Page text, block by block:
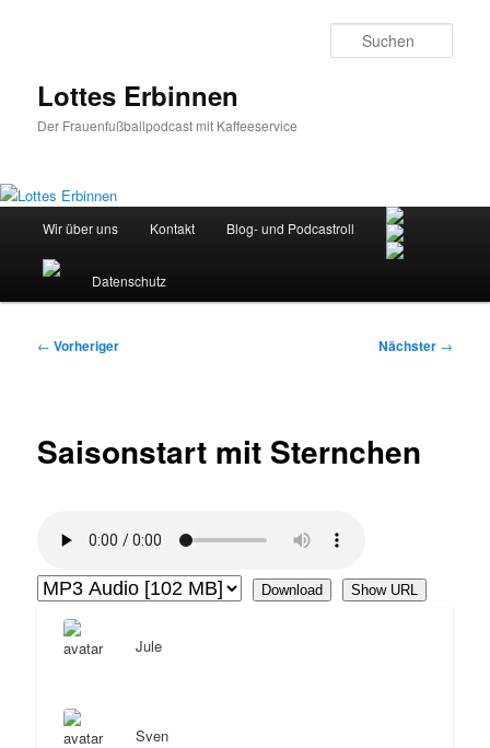
Lottes Erbinnen
Der Frauenfußballpodcast mit Kaffeeservice
Wir über uns Kontakt Blog- und Podcastroll
Datenschutz
Beitragsnavigation
← Vorheriger Nächster →
Saisonstart mit Sternchen
Download Show URL
Jule
Sven